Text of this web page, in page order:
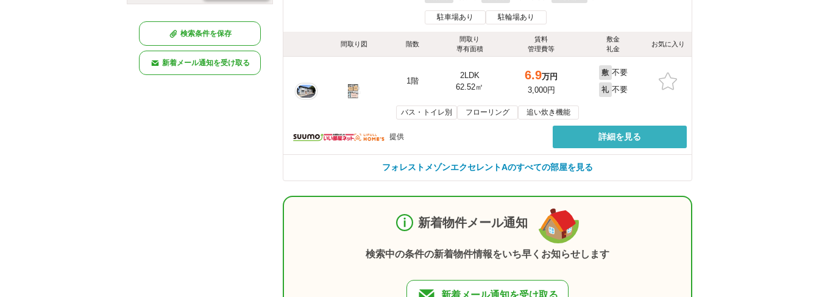
検索条件を保存
新着メール通知を受け取る
駐車場あり 駐輪場あり
間取り図 階数
間取り
専有面積
賃料
管理費等
敷金
礼金
お気に入り
1階
2LDK
62.52㎡
6.9万円
3,000円
敷 不要
礼 不要
バス・トイレ別 フローリング 追い炊き機能
提供 詳細を見る
フォレストメゾンエクセレントAのすべての部屋を見る
新着物件メール通知
検索中の条件の新着物件情報をいち早くお知らせします
新着メール通知を受け取る